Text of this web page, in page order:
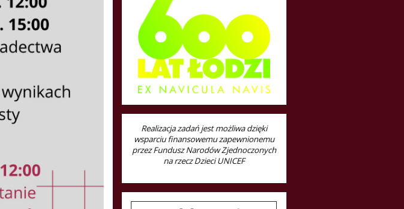
Realizacja zadań jest możliwa dzięki
wsparciu finansowemu zapewnionemu
przez Fundusz Narodów Zjednoczonych
na rzecz Dzieci UNICEF